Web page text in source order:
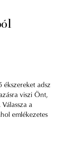
ékszereket adsz
viszi Önt,
a
emlékezetes